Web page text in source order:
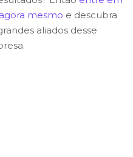
mesmo e descubra
aliados desse